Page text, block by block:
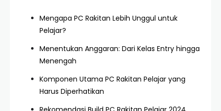
Mengapa PC Rakitan Lebih Unggul untuk
Pelajar?
Menentukan Anggaran: Dari Kelas Entry hingga
Menengah
Komponen Utama PC Rakitan Pelajar yang
Harus Diperhatikan